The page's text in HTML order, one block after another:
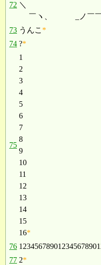
72 ＼
￣ヽ、 _ノ￣￣￣
73 うんこ *
74 ?*
75
1
2
3
4
5
6
7
8
9
10
11
12
13
14
15
16*
76
77 2*